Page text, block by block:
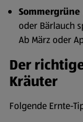
oder Bärlauch
Ab März oder
Der
Kräuter
Folgende Ernte-